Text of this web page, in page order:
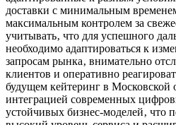
доставки с минимальным
максимальным контролем за
учитывать‚ что для успешного
необходимо адаптироваться к
запросам рынка‚ внимательно
клиентов и оперативно
будущем кейтеринг в Московской
интеграцией современных
устойчивых бизнес-моделей‚ что